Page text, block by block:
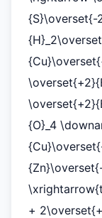
{S}\overset{-
{O}_4
+